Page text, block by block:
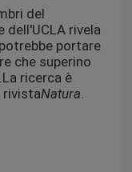
del
rivela
portare
che superino
ricerca è
rivistaNatura